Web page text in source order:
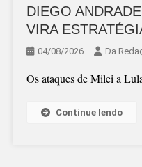
DIEGO
VIRA
04/08/2026 Da
Os ataques de Milei a
Continue lendo